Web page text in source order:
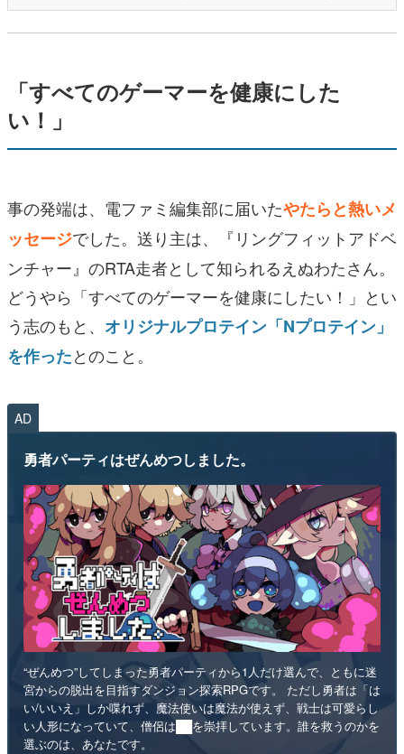
「すべてのゲーマーを健康にした
い！」
事の発端は、電ファミ編集部に届いたやたらと熱いメ
ッセージでした。送り主は、『リングフィットアドベ
ンチャー』のRTA走者として知られるえぬわたさん。
どうやら「すべてのゲーマーを健康にしたい！」とい
う志のもと、 オリジナルプロテイン「Nプロテイン」
を作ったとのこと。
AD
勇者パーティはぜんめつしました。
“ぜんめつ”してしまった勇者パーティから1人だけ選んで、ともに迷
宮からの脱出を目指すダンジョン探索RPGです。 ただし勇者は「は
い/いいえ」しか喋れず、魔法使いは魔法が使えず、戦士は可愛らし
い人形になっていて、僧侶は██を崇拝しています。誰を救うのかを
選ぶのは、あなたです。